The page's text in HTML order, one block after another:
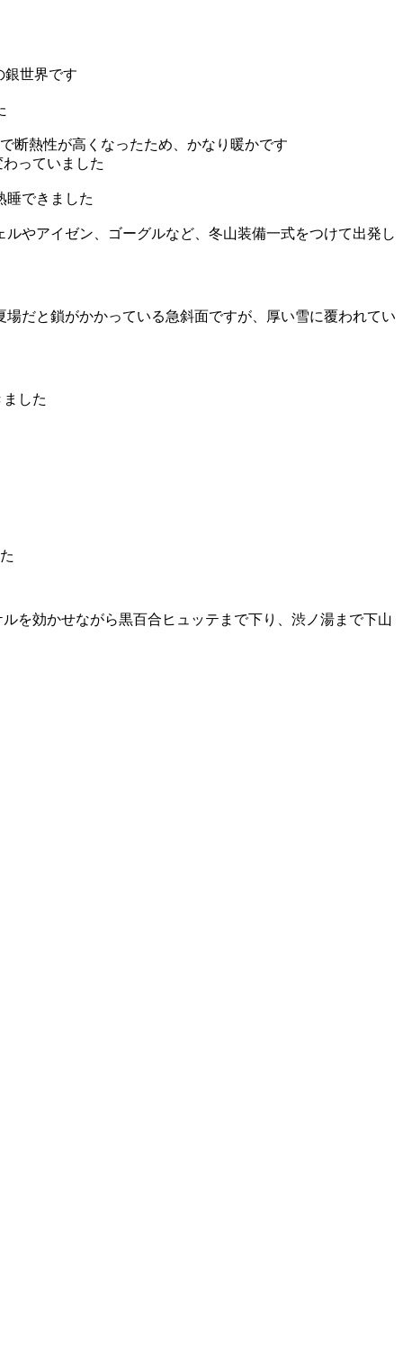
銀世界です
断熱性が高くなったため、かなり暖かです
っていました
睡できました
やアイゼン、ゴーグルなど、冬山装備一式をつけて出発し
だと鎖がかかっている急斜面ですが、厚い雪に覆われてい
した
を効かせながら黒百合ヒュッテまで下り、渋ノ湯まで下山